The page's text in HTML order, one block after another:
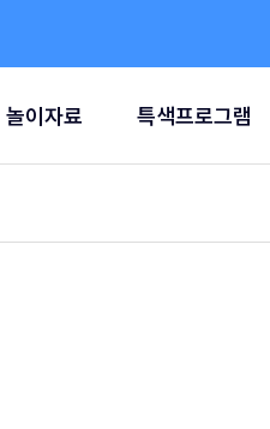
놀이자료 특색프로그램